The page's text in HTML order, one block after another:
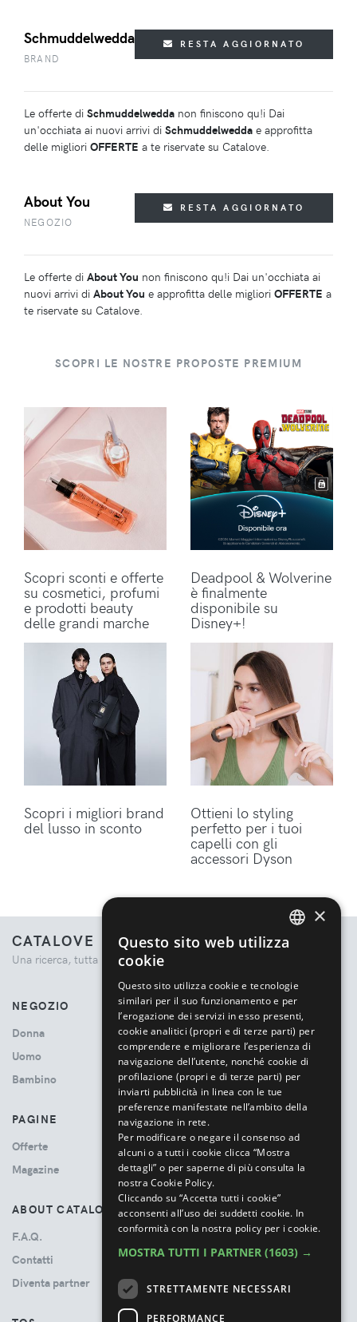
Schmuddelwedda
BRAND
RESTA AGGIORNATO
Le offerte di Schmuddelwedda non finiscono qu!i Dai
un'occhiata ai nuovi arrivi di Schmuddelwedda e approfitta
delle migliori OFFERTE a te riservate su Catalove.
About You
NEGOZIO
RESTA AGGIORNATO
Le offerte di About You non finiscono qu!i Dai un'occhiata ai
nuovi arrivi di About You e approfitta delle migliori OFFERTE a
te riservate su Catalove.
SCOPRI LE NOSTRE PROPOSTE PREMIUM
Scopri sconti e offerte
su cosmetici, profumi
e prodotti beauty
delle grandi marche
Deadpool & Wolverine
è finalmente
disponibile su
Disney+!
Scopri i migliori brand
del lusso in sconto
Ottieni lo styling
perfetto per i tuoi
capelli con gli
accessori Dyson
CATALOVE
Una ricerca, tutta la moda.
NEGOZIO
Donna
Uomo
Bambino
PAGINE
Offerte
Magazine
ABOUT CATALOVE
F.A.Q.
Contatti
Diventa partner
×
Questo sito web utilizza
cookie
Questo sito utilizza cookie e tecnologie
similari per il suo funzionamento e per
l’erogazione dei servizi in esso presenti,
cookie analitici (propri e di terze parti) per
comprendere e migliorare l’esperienza di
navigazione dell’utente, nonché cookie di
profilazione (propri e di terze parti) per
inviarti pubblicità in linea con le tue
preferenze manifestate nell’ambito della
navigazione in rete.
Per modificare o negare il consenso ad
alcuni o a tutti i cookie clicca “Mostra
dettagli” o per saperne di più consulta la
nostra Cookie Policy.
Cliccando su “Accetta tutti i cookie”
acconsenti all’uso dei suddetti cookie. In
conformità con la nostra policy per i cookie.
MOSTRA TUTTI I PARTNER (1603) →
STRETTAMENTE NECESSARI
PERFORMANCE